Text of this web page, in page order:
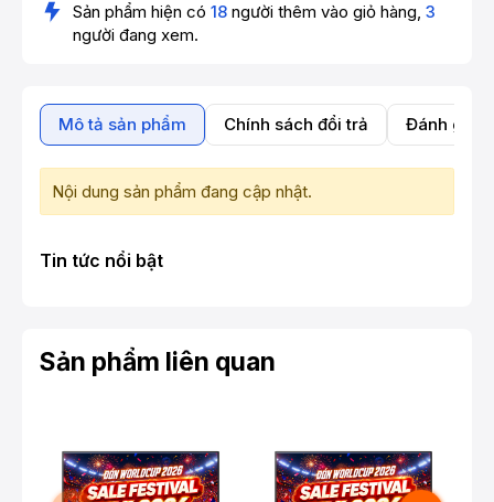
Sản phẩm hiện có 18 người thêm vào giỏ hàng, 3
người đang xem.
Mô tả sản phẩm Chính sách đổi trả Đánh giá
Nội dung sản phẩm đang cập nhật.
Tin tức nổi bật
Sản phẩm liên quan